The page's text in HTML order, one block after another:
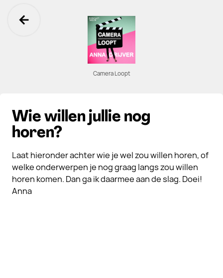
Ga terug
Camera Loopt
Wie willen jullie nog
horen?
Laat hieronder achter wie je wel zou willen horen, of
welke onderwerpen je nog graag langs zou willen
horen komen. Dan ga ik daarmee aan de slag. Doei!
Anna